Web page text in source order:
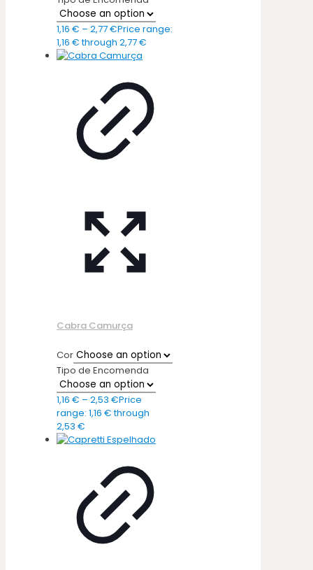
1,16 € – 2,77€Price range:
1,16 € through 2,77 €
Cabra Camurça
Cor
Tipo de Encomenda
1,16 € – 2,53 €Price
range: 1,16 € through
2,53 €